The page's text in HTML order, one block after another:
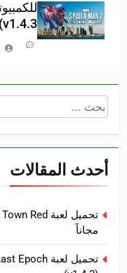
v1.4.3)
البحث
أحدث المقالات
مجاناً